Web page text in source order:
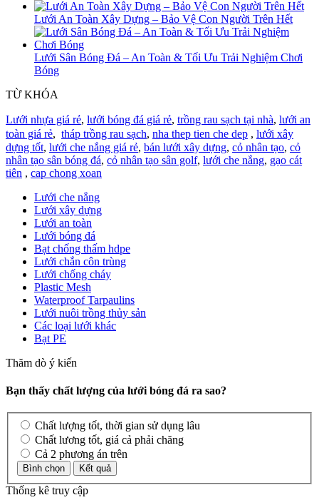
Lưới An Toàn Xây Dựng – Bảo Vệ Con Người Trên Hết
Lưới Sân Bóng Đá – An Toàn & Tối Ưu Trải Nghiệm Chơi
Bóng
TỪ KHÓA
Lưới nhựa giá rẻ, lưới bóng đá giá rẻ, trồng rau sạch tại nhà, lưới an
toàn giá rẻ, tháp trồng rau sạch, nha thep tien che dep , lưới xây
dựng tốt, lưới che nắng giá rẻ, bán lưới xây dựng, cỏ nhân tạo, cỏ
nhân tạo sân bóng đá, cỏ nhân tạo sân golf, lưới che nắng, gạo cát
tiên , cap chong xoan
Lưới che nắng
Lưới xây dựng
Lưới an toàn
Lưới bóng đá
Bạt chống thấm hdpe
Lưới chắn côn trùng
Lưới chống cháy
Plastic Mesh
Waterproof Tarpaulins
Lưới nuôi trồng thủy sản
Các loại lưới khác
Bạt PE
Thăm dò ý kiến
Bạn thấy chất lượng của lưới bóng đá ra sao?
Chất lượng tốt, thời gian sử dụng lâu
Chất lương tốt, giá cả phải chăng
Cả 2 phương án trên
Thống kê truy cập